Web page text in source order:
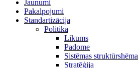
Jaunumi
Pakalpojumi
Standartizācija
Politika
Likums
Padome
Sistēmas struktūrshēma
Stratēģija